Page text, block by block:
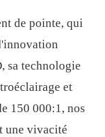
de pointe, qui
sa technologie
et
150 000:1, nos
une vivacité